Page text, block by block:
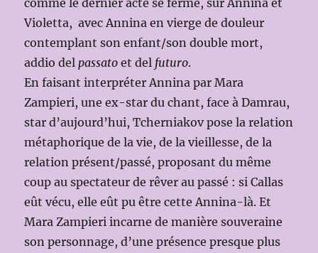
Violetta, avec Annina en vierge de douleur
contemplant son enfant/son double mort,
addio del passato et del futuro.
En faisant interpréter Annina par Mara
Zampieri, une ex-star du chant, face à Damrau,
star d’aujourd’hui, Tcherniakov pose la relation
métaphorique de la vie, de la vieillesse, de la
relation présent/passé, proposant du même
coup au spectateur de rêver au passé : si Callas
eût vécu, elle eût pu être cette Annina-là. Et
Mara Zampieri incarne de manière souveraine
son personnage, d’une présence presque plus